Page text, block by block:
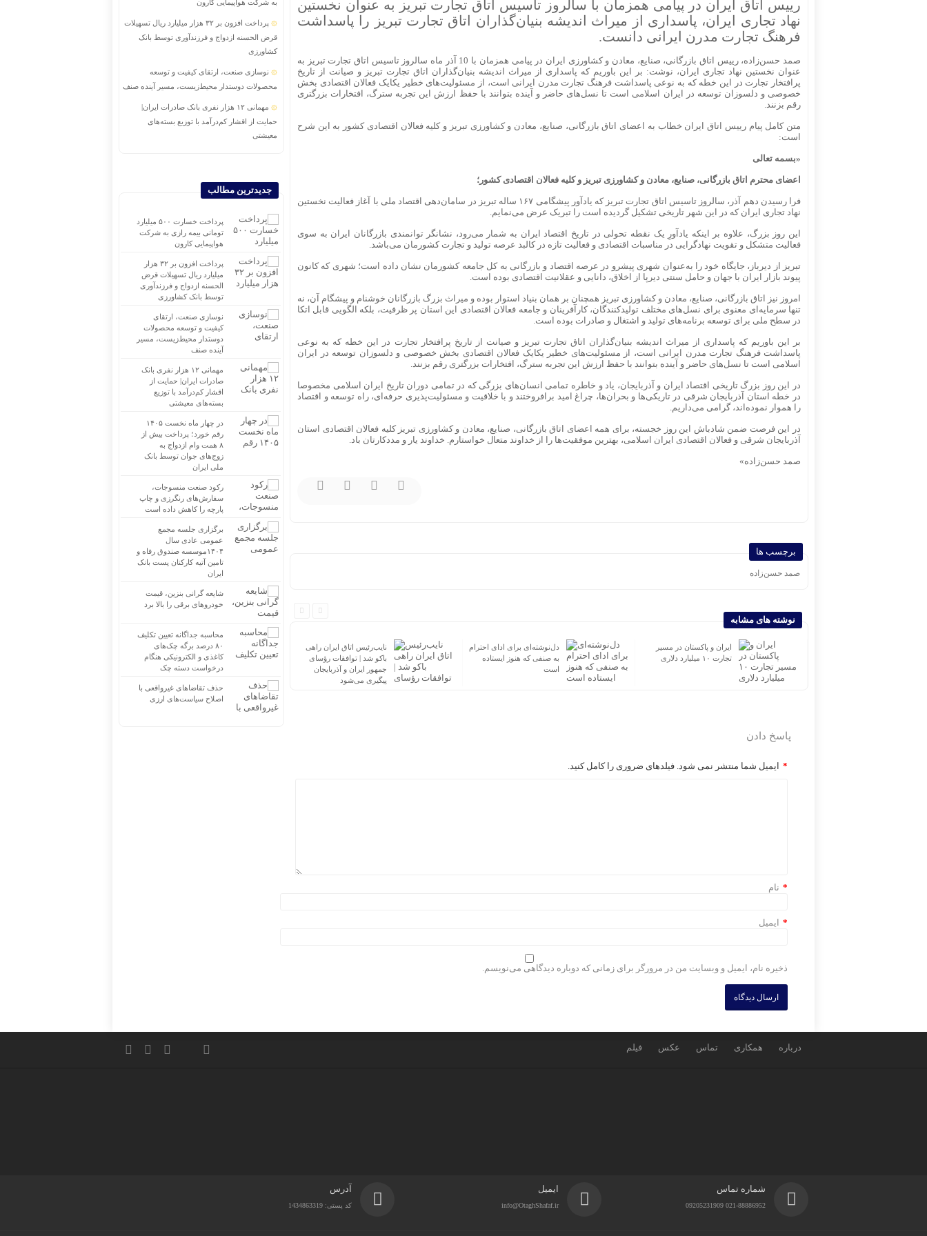
رییس اتاق ایران در پیامی همزمان با سالروز تاسیس اتاق تجارت تبریز به عنوان نخستین
نهاد تجاری ایران، پاسداری از میراث اندیشه بنیان‌گذاران اتاق تجارت تبریز را پاسداشت
فرهنگ تجارت مدرن ایرانی دانست.
صمد حسن‌زاده، رییس اتاق بازرگانی، صنایع، معادن و کشاورزی ایران در پیامی همزمان با 10 آذر ماه سالروز تاسیس اتاق تجارت تبریز به
عنوان نخستین نهاد تجاری ایران، نوشت: بر این باوریم که پاسداری از میراث اندیشه بنیان‌گذاران اتاق تجارت تبریز و صیانت از تاریخ
پرافتخار تجارت در این خطه که به نوعی پاسداشت فرهنگ تجارت مدرن ایرانی است، از مسئولیت‌های خطیر یکایک فعالان اقتصادی بخش
خصوصی و دلسوزان توسعه در ایران اسلامی است تا نسل‌های حاضر و آینده بتوانند با حفظ ارزش این تجربه سترگ، افتخارات بزرگتری
رقم بزنند.
متن کامل پیام رییس اتاق ایران خطاب به اعضای اتاق بازرگانی، صنایع، معادن و کشاورزی تبریز و کلیه فعالان اقتصادی کشور به این شرح
است:
«بسمه تعالی
اعضای محترم اتاق بازرگانی، صنایع، معادن و کشاورزی تبریز و کلیه فعالان اقتصادی کشور؛
فرا رسیدن دهم آذر، سالروز تاسیس اتاق تجارت تبریز که یادآور پیشگامی ۱۶۷ ساله تبریز در سامان‌دهی اقتصاد ملی با آغاز فعالیت نخستین
نهاد تجاری ایران که در این شهر تاریخی تشکیل گردیده است را تبریک عرض می‌نمایم.
این روز بزرگ، علاوه بر اینکه یادآورِ یک نقطه تحولی در تاریخ اقتصاد ایران به شمار می‌رود، نشانگر توانمندی بازرگانان ایران به سوی
فعالیت متشکل و تقویت نهادگرایی در مناسبات اقتصادی و فعالیت تازه در کالبد عرصه تولید و تجارت کشورمان می‌باشد.
تبریز از دیرباز، جایگاه خود را به‌عنوان شهری پیشرو در عرصه اقتصاد و بازرگانی به کل جامعه کشورمان نشان داده است؛ شهری که کانون
پیوند بازار ایران با جهان و حامل سنتی دیرپا از اخلاق، دانایی و عقلانیت اقتصادی بوده است.
امروز نیز اتاق بازرگانی، صنایع، معادن و کشاورزی تبریز همچنان بر همان بنیاد استوار بوده و میراث بزرگ بازرگانان خوشنام و پیشگام آن، نه
تنها سرمایه‌ای معنوی برای نسل‌های مختلف تولیدکنندگان، کارآفرینان و جامعه فعالان اقتصادی این استان پر ظرفیت، بلکه الگویی قابل اتکا
در سطح ملی برای توسعه برنامه‌های تولید و اشتغال و صادرات بوده است.
بر این باوریم که پاسداری از میراث اندیشه بنیان‌گذاران اتاق تجارت تبریز و صیانت از تاریخ پرافتخار تجارت در این خطه که به نوعی
پاسداشت فرهنگ تجارت مدرن ایرانی است، از مسئولیت‌های خطیر یکایک فعالان اقتصادی بخش خصوصی و دلسوزان توسعه در ایران
اسلامی است تا نسل‌های حاضر و آینده بتوانند با حفظ ارزش این تجربه سترگ، افتخارات بزرگتری رقم بزنند.
در این روز بزرگ تاریخی اقتصاد ایران و آذربایجان، یاد و خاطره تمامی انسان‌های بزرگی که در تمامی دوران تاریخ ایران اسلامی مخصوصا
در خطه استان آذربایجان شرقی در تاریکی‌ها و بحران‌ها، چراغ امید برافروختند و با خلاقیت و مسئولیت‌پذیری حرفه‌ای، راه توسعه و اقتصاد
را هموار نموده‌اند، گرامی می‌داریم.
در این فرصت ضمن شادباش این روز خجسته، برای همه اعضای اتاق بازرگانی، صنایع، معادن و کشاورزی تبریز کلیه فعالان اقتصادی استان
آذربایجان شرقی و فعالان اقتصادی ایران اسلامی، بهترین موفقیت‌ها را از خداوند متعال خواستارم. خداوند یار و مددکارتان باد.
صمد حسن‌زاده»
برچسب ها
صمد حسن‌زاده
نوشته های مشابه
نایب‌رئیس اتاق ایران راهی
باکو شد | توافقات رؤسای
جمهور ایران و آذربایجان
پیگیری می‌شود
دل‌نوشته‌ای برای ادای احترام
به صنفی که هنوز ایستاده
است
ایران و پاکستان در مسیر
تجارت ۱۰ میلیارد دلاری
پاسخ دادن
ایمیل شما منتشر نمی شود. فیلدهای ضروری را کامل کنید. *
نام *
ایمیل *
ذخیره نام، ایمیل و وبسایت من در مرورگر برای زمانی که دوباره دیدگاهی می‌نویسم.
به شرکت هواپیمایی کارون
پرداخت افزون بر ۳۲ هزار میلیارد ریال تسهیلات
قرض الحسنه ازدواج و فرزندآوری توسط بانک
کشاورزی
نوسازی صنعت، ارتقای کیفیت و توسعه
محصولات دوستدار محیط‌زیست، مسیر آینده صنف
مهمانی ۱۲ هزار نفری بانک صادرات ایران|
حمایت از اقشار کم‌درآمد با توزیع بسته‌های
معیشتی
بانک ملی ایران
چاپ پارچه را کاهش داده است
برگزاری جلسه مجمع عمومی عادی سال
پست بانک ایران
شایعه گرانی بنزین، قیمت خودروهای برقی را بالا
محاسبه جداگانه تعیین تکلیف ۸۰ درصد برگه
چک‌های کاغذی و الکترونیکی هنگام درخواست
جدیدترین مطالب
پرداخت خسارت ۵۰۰ میلیارد
تومانی بیمه رازی به شرکت
هواپیمایی کارون
پرداخت افزون بر ۳۲ هزار
میلیارد ریال تسهیلات قرض
الحسنه ازدواج و فرزندآوری
توسط بانک کشاورزی
نوسازی صنعت، ارتقای
کیفیت و توسعه محصولات
دوستدار محیط‌زیست، مسیر
آینده صنف
مهمانی ۱۲ هزار نفری بانک
صادرات ایران| حمایت از
اقشار کم‌درآمد با توزیع
بسته‌های معیشتی
در چهار ماه نخست ۱۴۰۵
رقم خورد؛ پرداخت بیش از
۸ همت وام ازدواج به
زوج‌های جوان توسط بانک
ملی ایران
رکود صنعت منسوجات،
سفارش‌های رنگرزی و چاپ
پارچه را کاهش داده است
برگزاری جلسه مجمع
عمومی عادی سال
۱۴۰۴موسسه صندوق رفاه و
تامین آتیه کارکنان پست بانک
ایران
شایعه گرانی بنزین، قیمت
خودروهای برقی را بالا برد
محاسبه جداگانه تعیین تکلیف
۸۰ درصد برگه چک‌های
کاغذی و الکترونیکی هنگام
درخواست دسته چک
حذف تقاضاهای غیرواقعی با
اصلاح سیاست‌های ارزی
درباره همکاری تماس عکس فیلم
شماره تماس
021-88886952 09205231909
ایمیل
info@OtaghShafaf.ir
آدرس
کد پستی: 1434863319